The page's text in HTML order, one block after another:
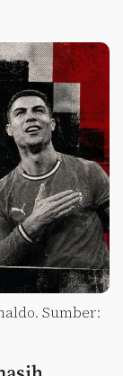
Sumber: